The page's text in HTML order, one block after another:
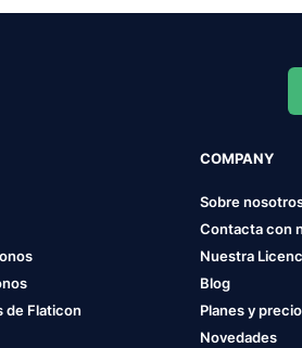
de Flaticon
COMPANY
Sobre
Contacta con
Nuestra
Blog
Planes y
Novedades